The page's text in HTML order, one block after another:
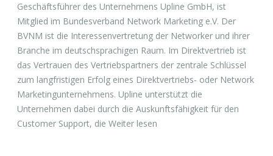
Geschäftsführer des Unternehmens Upline GmbH, ist
Mitglied im Bundesverband Network Marketing e.V. Der
BVNM ist die Interessenvertretung der Networker und ihrer
Branche im deutschsprachigen Raum. Im Direktvertrieb ist
das Vertrauen des Vertriebspartners der zentrale Schlüssel
zum langfristigen Erfolg eines Direktvertriebs- oder Network
Marketingunternehmens. Upline unterstützt die
Unternehmen dabei durch die Auskunftsfähigkeit für den
Customer Support, die Weiter lesen